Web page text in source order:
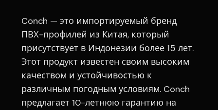
Conch — это импортируемый бренд
ПВХ-профилей из Китая, который
присутствует в Индонезии более 15 лет.
Этот продукт известен своим высоким
качеством и устойчивостью к
различным погодным условиям. Conch
предлагает 10-летнюю гарантию на